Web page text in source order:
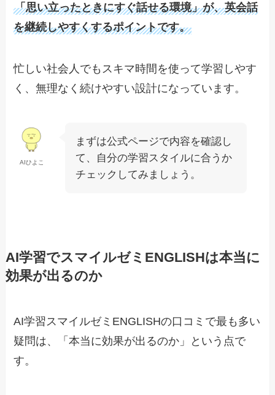
「思い立ったときにすぐ話せる環境」が、英会話
を継続しやすくするポイントです。
忙しい社会人でもスキマ時間を使って学習しやす
く、無理なく続けやすい設計になっています。
AIひよこ
まずは公式ページで内容を確認し
て、自分の学習スタイルに合うか
チェックしてみましょう。
AI学習でスマイルゼミENGLISHは本当に
効果が出るのか
AI学習スマイルゼミENGLISHの口コミで最も多い
疑問は、「本当に効果が出るのか」という点で
す。